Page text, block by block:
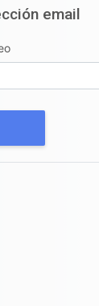
email
email